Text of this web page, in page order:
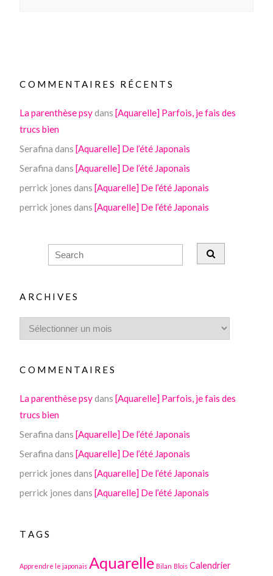
COMMENTAIRES RÉCENTS
La parenthèse psydans[Aquarelle] Parfois, je fais des
trucs bien
Serafina dans[Aquarelle] De l’été Japonais
Serafina dans[Aquarelle] De l’été Japonais
perrick jones dans[Aquarelle] De l’été Japonais
perrick jones dans[Aquarelle] De l’été Japonais
ARCHIVES
COMMENTAIRES
La parenthèse psydans[Aquarelle] Parfois, je fais des
trucs bien
Serafina dans[Aquarelle] De l’été Japonais
Serafina dans[Aquarelle] De l’été Japonais
perrick jones dans[Aquarelle] De l’été Japonais
perrick jones dans[Aquarelle] De l’été Japonais
TAGS
Apprendre le japonais Aquarelle Bilan Blois Calendrier